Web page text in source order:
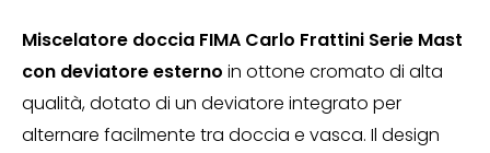
Miscelatore doccia FIMA Carlo Frattini Serie Mast
con deviatore esterno in ottone cromato di alta
qualità, dotato di un deviatore integrato per
alternare facilmente tra doccia e vasca. Il design